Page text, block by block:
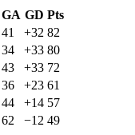
GA GD Pts
41 +32 82
34 +33 80
43 +33 72
36 +23 61
44 +14 57
62 −12 49